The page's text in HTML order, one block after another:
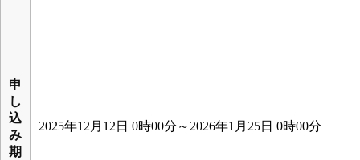
申
し
込
み
期
2025年12月12日 0時00分～2026年1月25日 0時00分